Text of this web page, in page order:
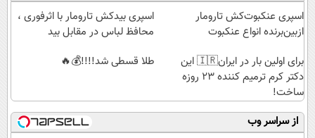
اسپری عنکبوت‌‌کش تارومار
ازبین‌برنده انواع عنکبوت
اسپری بیدکش تارومار با اثرفوری ،
محافظ لباس در مقابل بید
برای اولین بار در ایران🇮🇷 این
دکتر کرم ترمیم کننده 23 روزه
ساخت!
طلا قسطی شد!!!!💰🔥
از سراسر وب